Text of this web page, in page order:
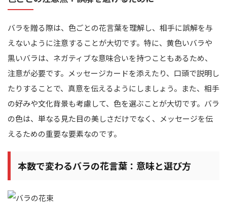
バラを贈る際は、色ごとの花言葉を理解し、相手に誤解を与
えないように注意することが大切です。特に、黄色いバラや
黒いバラは、ネガティブな意味合いを持つこともあるため、
注意が必要です。メッセージカードを添えたり、口頭で説明し
たりすることで、真意を伝えるようにしましょう。また、相手
の好みや文化背景も考慮して、色を選ぶことが大切です。バラ
の色は、単なる見た目の美しさだけでなく、メッセージを伝
えるための重要な要素なのです。
本数で変わるバラの花言葉：意味と選び方